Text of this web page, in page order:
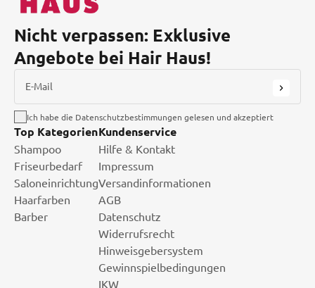
Nicht verpassen: Exklusive
Angebote bei Hair Haus!
E-Mail
Ich habe die Datenschutzbestimmungen gelesen und akzeptiert
Top Kategorien
Shampoo
Friseurbedarf
Saloneinrichtung
Haarfarben
Barber
Kundenservice
Hilfe & Kontakt
Impressum
Versandinformationen
AGB
Datenschutz
Widerrufsrecht
Hinweisgebersystem
Gewinnspielbedingungen
IKW